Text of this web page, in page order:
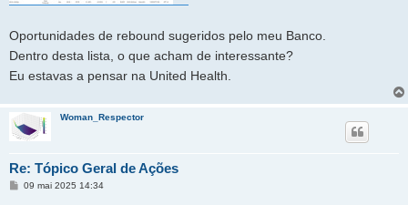
Oportunidades de rebound sugeridos pelo meu Banco.
Dentro desta lista, o que acham de interessante?
Eu estavas a pensar na United Health.
Woman_Respector
Re: Tópico Geral de Ações
M09 mai 2025 14:34